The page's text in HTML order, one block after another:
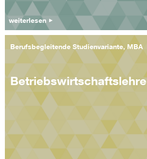
weiterlesen
Berufsbegleitende Studienvariante, MBA
Betriebswirtschaftslehre